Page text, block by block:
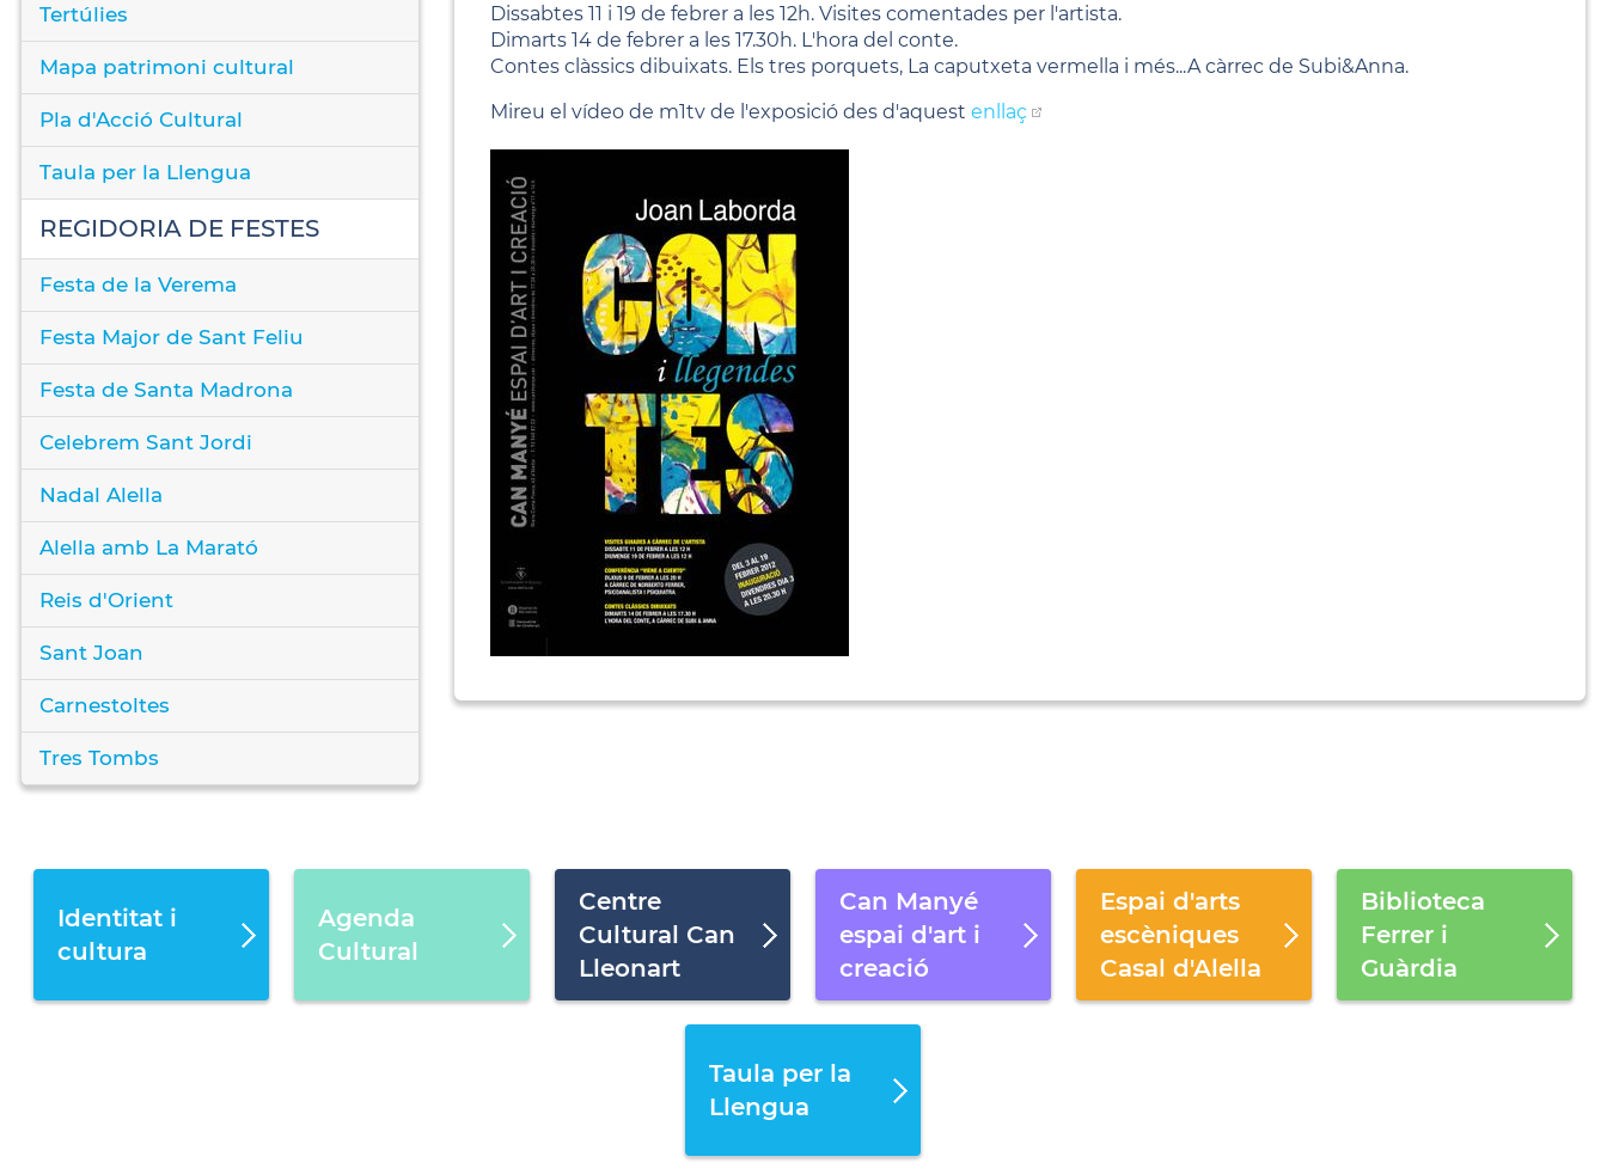
Tertúlies
Mapa patrimoni cultural
Pla d'Acció Cultural
Taula per la Llengua
REGIDORIA DE FESTES
Festa de la Verema
Festa Major de Sant Feliu
Festa de Santa Madrona
Celebrem Sant Jordi
Nadal Alella
Alella amb La Marató
Reis d'Orient
Sant Joan
Carnestoltes
Tres Tombs
Dissabtes 11 i 19 de febrer a les 12h. Visites comentades per l'artista.
Dimarts 14 de febrer a les 17.30h. L'hora del conte.
Contes clàssics dibuixats. Els tres porquets, La caputxeta vermella i més...A càrrec de Subi&Anna.
Mireu el vídeo de m1tv de l'exposició des d'aquest enllaç
Identitat i
cultura
Agenda
Cultural
Centre
Cultural Can
Lleonart
Can Manyé
espai d'art i
creació
Espai d'arts
escèniques
Casal d'Alella
Biblioteca
Ferrer i
Guàrdia
Taula per la
Llengua